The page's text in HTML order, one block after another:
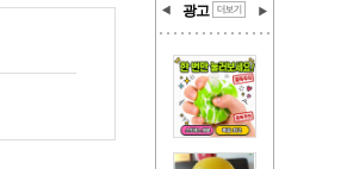
광고